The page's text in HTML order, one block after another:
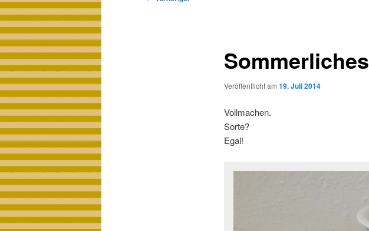
Sommerliches
Veröffentlicht am 19. Juli 2014
Vollmachen.
Sorte?
Egal!